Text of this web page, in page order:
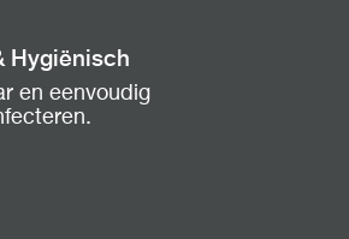
Hygiënisch
en eenvoudig